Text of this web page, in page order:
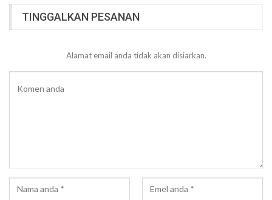
TINGGALKAN PESANAN
Alamat email anda tidak akan disiarkan.